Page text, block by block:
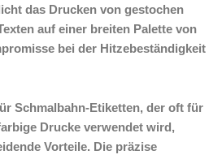
das Drucken von gestochen
auf einer breiten Palette von
bei der Hitzebeständigkeit
Schmalbahn-Etiketten, der oft für
Drucke verwendet wird,
Vorteile. Die präzise